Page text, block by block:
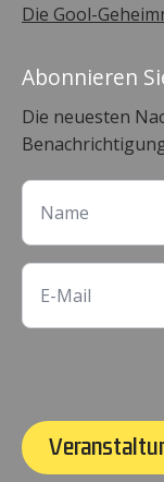
Die Gool-
Abonnieren
Die neuesten